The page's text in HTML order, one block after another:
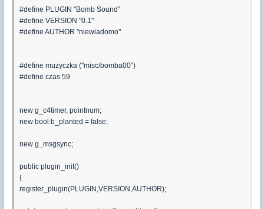
#define PLUGIN "Bomb Sound"
#define VERSION "0.1"
#define AUTHOR "niewiadomo"
#define muzyczka ("misc/bomba00")
#define czas 59
new g_c4timer, pointnum;
new bool:b_planted = false;
new g_msgsync;
public plugin_init()
{
register_plugin(PLUGIN,VERSION,AUTHOR);